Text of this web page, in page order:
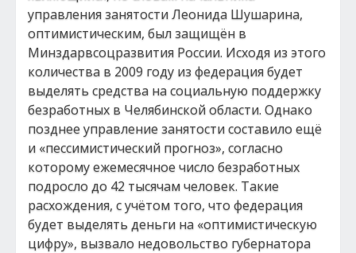
управления занятости Леонида Шушарина,
оптимистическим, был защищён в
Минздарвсоцразвития России. Исходя из этого
количества в 2009 году из федерация будет
выделять средства на социальную поддержку
безработных в Челябинской области. Однако
позднее управление занятости составило ещё
и «пессимистический прогноз», согласно
которому ежемесячное число безработных
подросло до 42 тысячам человек. Такие
расхождения, с учётом того, что федерация
будет выделять деньги на «оптимистическую
цифру», вызвало недовольство губернатора